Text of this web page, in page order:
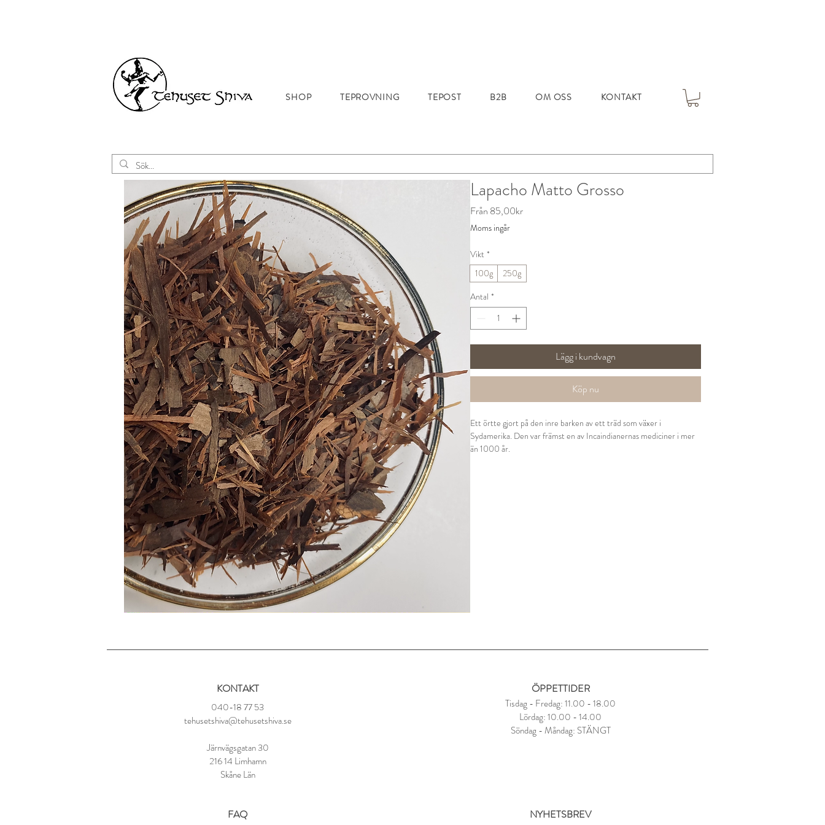
SHOP TEPROVNING TEPOST B2B OM OSS KONTAKT
Lapacho Matto Grosso
Från 85,00krReapris
Moms ingår
Vikt *
100g
250g
Antal *
Lägg i kundvagn
Köp nu
Ett örtte gjort på den inre barken av ett träd som växer i
Sydamerika. Den var främst en av Incaindianernas mediciner i mer
än 1000 år.
KONTAKT
040-18 77 53
tehusetshiva@tehusetshiva.se
Järnvägsgatan 30
216 14 Limhamn
Skåne Län
FAQ
ÖPPETTIDER
Tisdag - Fredag: 11.00 - 18.00
Lördag: 10.00 - 14.00
Söndag - Måndag: STÄNGT
NYHETSBREV